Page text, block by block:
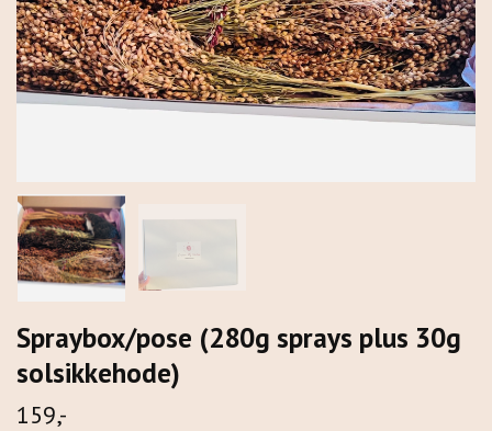
Spraybox/pose (280g sprays plus 30g
solsikkehode)
159,-